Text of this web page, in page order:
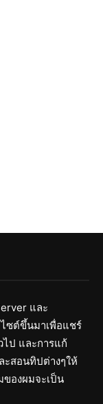
และ
ซต์ขึ้นมาเพื่อแชร์
ป และการแก้
ะสอนทิปต่างๆให้
ของผมจะเป็น